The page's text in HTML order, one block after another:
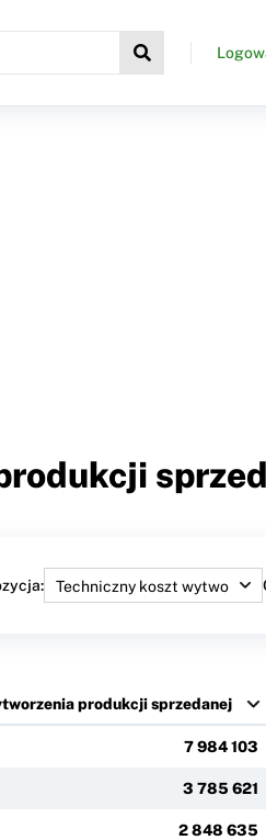
produkcji sprzedanej
7 984 103
3 785 621
2 848 635